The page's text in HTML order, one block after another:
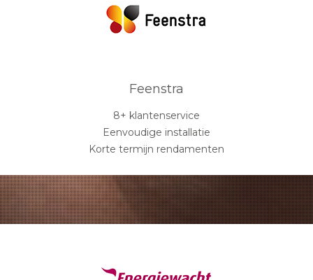
Feenstra
8+ klantenservice
Eenvoudige installatie
Korte termijn rendamenten